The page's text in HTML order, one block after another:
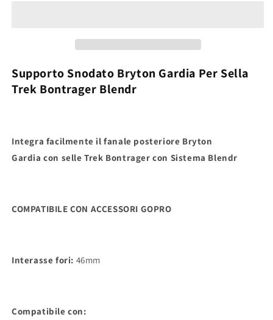
Sella
Trek
Bontrager
Sella
Trek
Bontrager
Supporto Snodato Bryton Gardia Per Sella
Trek Bontrager Blendr
Integra facilmente il fanale posteriore Bryton
Gardia con selle Trek Bontrager con Sistema Blendr
COMPATIBILE CON ACCESSORI GOPRO
Interasse fori: 46mm
Compatibile con: